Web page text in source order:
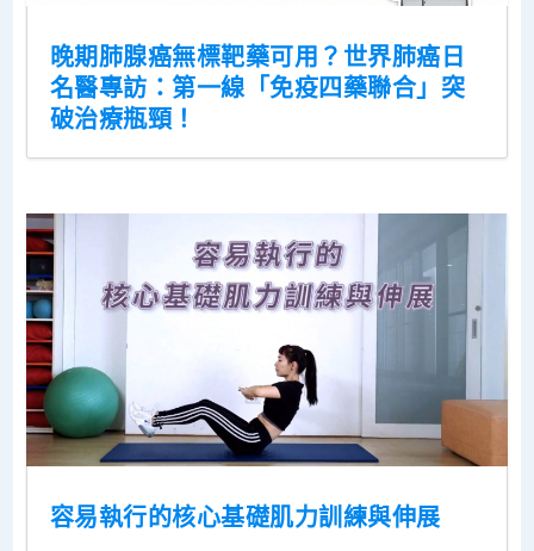
晚期肺腺癌無標靶藥可用？世界肺癌日
名醫專訪：第一線「免疫四藥聯合」突
破治療瓶頸！
容易執行的核心基礎肌力訓練與伸展